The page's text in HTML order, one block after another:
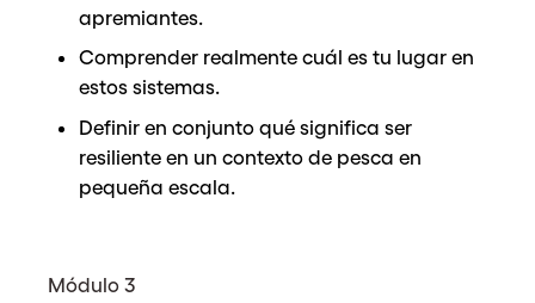
apremiantes.
Comprender realmente cuál es tu lugar en
estos sistemas.
Definir en conjunto qué significa ser
resiliente en un contexto de pesca en
pequeña escala.
Módulo 3